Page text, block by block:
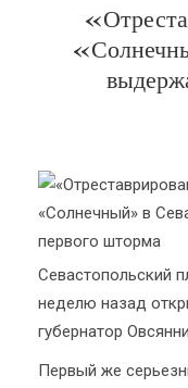
Севастопольский
неделю назад
губернатор
Первый же